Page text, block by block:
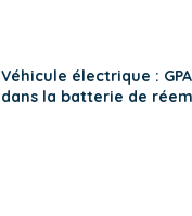
Véhicule électrique :
dans la batterie de